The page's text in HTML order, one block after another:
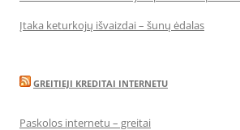
Įtaka keturkojų išvaizdai – šunų ėdalas
GREITIEJI KREDITAI INTERNETU
Paskolos internetu – greitai